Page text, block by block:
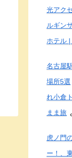
光アク
ルギン
ホテル
名古屋
場所5選
れ小倉
まま旅
虎ノ門
ー！、